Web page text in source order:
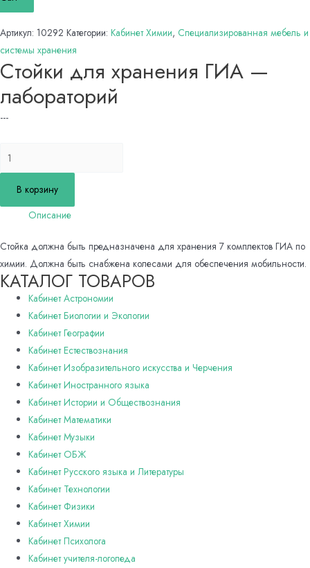
Артикул: 10292 Категории: Кабинет Химии, Специализированная мебель и
системы хранения
Стойки для хранения ГИА —
лабораторий
---
Количество
Стойки
для
хранения
лабораторий
В корзину
Описание
Стойка должна быть предназначена для хранения 7 комплектов ГИА по
химии. Должна быть снабжена колесами для обеспечения мобильности.
КАТАЛОГ ТОВАРОВ
Кабинет Астрономии
Кабинет Биологии и Экологии
Кабинет Географии
Кабинет Естествознания
Кабинет Изобразительного искусства и Черчения
Кабинет Иностранного языка
Кабинет Истории и Обществознания
Кабинет Математики
Кабинет Музыки
Кабинет ОБЖ
Кабинет Русского языка и Литературы
Кабинет Технологии
Кабинет Физики
Кабинет Химии
Кабинет Психолога
Кабинет учителя-логопеда